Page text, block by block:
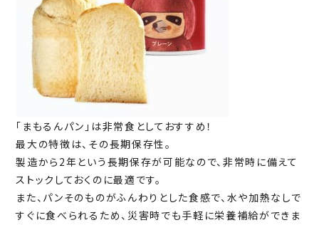
「まもるんパン」は非常食としておすすめ！
最大の特徴は、その長期保存性。
製造から2年という長期保存が可能なので、非常時に備えて
ストックしておくのに最適です。
また、パンそのものがふんわりとした食感で、水や加熱なしで
すぐに食べられるため、災害時でも手軽に栄養補給ができま